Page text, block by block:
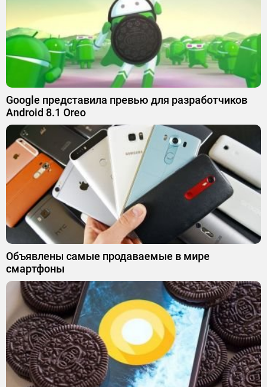
Google представила превью для разработчиков
Android 8.1 Oreo
Объявлены самые продаваемые в мире
смартфоны